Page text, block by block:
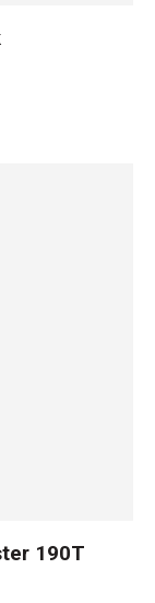
190T